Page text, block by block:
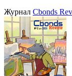
Журнал Cbonds